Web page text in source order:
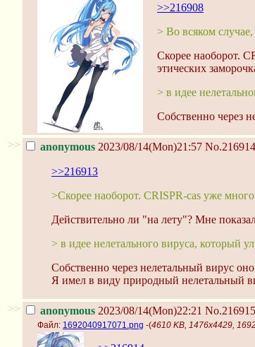
>>216908
> Во всяком
Скорее наоборот.
этических
> в идее
Собственно через
>> anonymous 2023/08/14(Mon)21:57 No.216914
>>216913
>Скорее наоборот. CRISPR-cas уже много
Действительно ли "на лету"? Мне
> в идее нелетального вируса, который
Собственно через нелетальный вирус оно
Я имел в виду природный нелетальный
>> anonymous 2023/08/14(Mon)22:21 No.216915
Файл: 1692040917071.png -(4610 KB, 1476x4429,